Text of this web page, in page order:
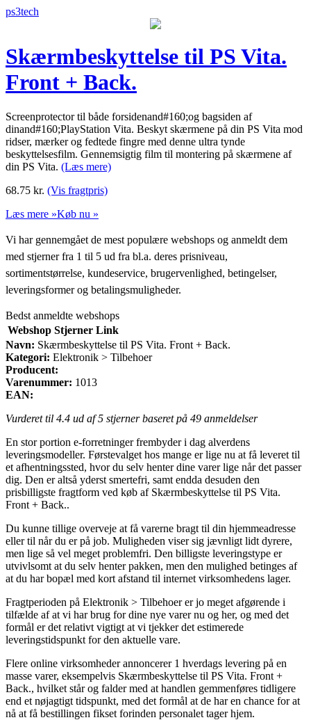
ps3tech
Skærmbeskyttelse til PS Vita.
Front + Back.
Screenprotector til både forsidenand#160;og bagsiden af
dinand#160;PlayStation Vita. Beskyt skærmene på din PS Vita mod
ridser, mærker og fedtede fingre med denne ultra tynde
beskyttelsesfilm. Gennemsigtig film til montering på skærmene af
din PS Vita. (Læs mere)
68.75 kr. (Vis fragtpris)
Læs mere »Køb nu »
Vi har gennemgået de mest populære webshops og anmeldt dem
med stjerner fra 1 til 5 ud fra bl.a. deres prisniveau,
sortimentstørrelse, kundeservice, brugervenlighed, betingelser,
leveringsformer og betalingsmuligheder.
Bedst anmeldte webshops
Webshop Stjerner Link
Navn: Skærmbeskyttelse til PS Vita. Front + Back.
Kategori: Elektronik > Tilbehoer
Producent:
Varenummer: 1013
EAN:
Vurderet til 4.4 ud af 5 stjerner baseret på 49 anmeldelser
En stor portion e-forretninger frembyder i dag alverdens
leveringsmodeller. Førstevalget hos mange er lige nu at få leveret til
et afhentningssted, hvor du selv henter dine varer lige når det passer
dig. Den er altså yderst smertefri, samt endda desuden den
prisbilligste fragtform ved køb af Skærmbeskyttelse til PS Vita.
Front + Back..
Du kunne tillige overveje at få varerne bragt til din hjemmeadresse
eller til når du er på job. Muligheden viser sig jævnligt lidt dyrere,
men lige så vel meget problemfri. Den billigste leveringstype er
utvivlsomt at du selv henter pakken, men den mulighed betinges af
at du har bopæl med kort afstand til internet virksomhedens lager.
Fragtperioden på Elektronik > Tilbehoer er jo meget afgørende i
tilfælde af at vi har brug for dine nye varer nu og her, og med det
formål er det relativt vigtigt at vi tjekker det estimerede
leveringstidspunkt for den aktuelle vare.
Flere online virksomheder annoncerer 1 hverdags levering på en
masse varer, eksempelvis Skærmbeskyttelse til PS Vita. Front +
Back., hvilket står og falder med at handlen gemmenføres tidligere
end et nøjagtigt tidspunkt, med det formål at de har en chance for at
nå at få bestillingen fikset forinden personalet tager hjem.